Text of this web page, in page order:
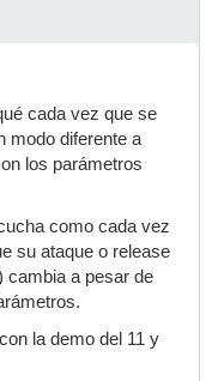
cada vez que se
modo diferente a
los parámetros
como cada vez
su ataque o release
cambia a pesar de
la demo del 11 y